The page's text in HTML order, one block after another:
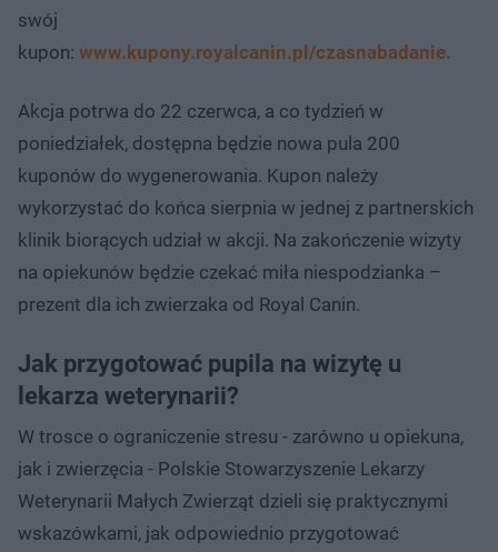
swój
kupon: www.kupony.royalcanin.pl/czasnabadanie.
Akcja potrwa do 22 czerwca, a co tydzień w
poniedziałek, dostępna będzie nowa pula 200
kuponów do wygenerowania. Kupon należy
wykorzystać do końca sierpnia w jednej z partnerskich
klinik biorących udział w akcji. Na zakończenie wizyty
na opiekunów będzie czekać miła niespodzianka –
prezent dla ich zwierzaka od Royal Canin.
Jak przygotować pupila na wizytę u
lekarza weterynarii?
W trosce o ograniczenie stresu - zarówno u opiekuna,
jak i zwierzęcia - Polskie Stowarzyszenie Lekarzy
Weterynarii Małych Zwierząt dzieli się praktycznymi
wskazówkami, jak odpowiednio przygotować